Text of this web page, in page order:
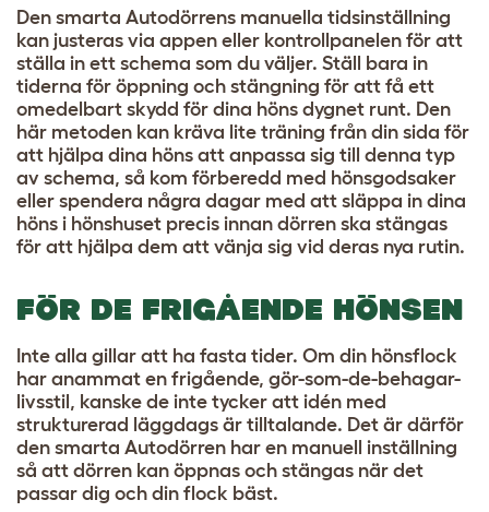
Den smarta Autodörrens manuella tidsinställning
kan justeras via appen eller kontrollpanelen för att
ställa in ett schema som du väljer. Ställ bara in
tiderna för öppning och stängning för att få ett
omedelbart skydd för dina höns dygnet runt. Den
här metoden kan kräva lite träning från din sida för
att hjälpa dina höns att anpassa sig till denna typ
av schema, så kom förberedd med hönsgodsaker
eller spendera några dagar med att släppa in dina
höns i hönshuset precis innan dörren ska stängas
för att hjälpa dem att vänja sig vid deras nya rutin.
FÖR DE FRIGÅENDE HÖNSEN
Inte alla gillar att ha fasta tider. Om din hönsflock
har anammat en frigående, gör-som-de-behagar-
livsstil, kanske de inte tycker att idén med
strukturerad läggdags är tilltalande. Det är därför
den smarta Autodörren har en manuell inställning
så att dörren kan öppnas och stängas när det
passar dig och din flock bäst.